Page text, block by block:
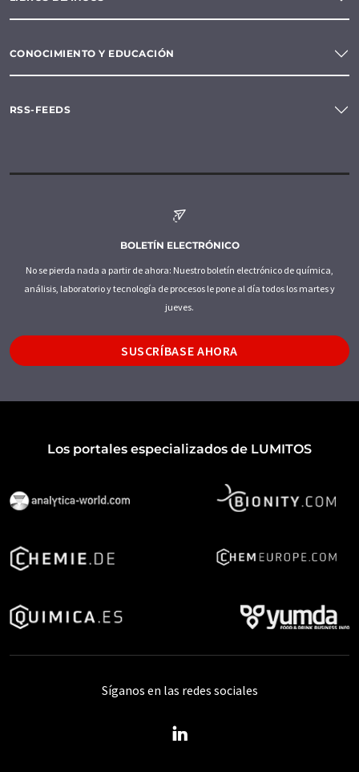
CONOCIMIENTO Y EDUCACIÓN
RSS-FEEDS
BOLETÍN ELECTRÓNICO
No se pierda nada a partir de ahora: Nuestro boletín electrónico de química,
análisis, laboratorio y tecnología de procesos le pone al día todos los martes y
jueves.
SUSCRÍBASE AHORA
Los portales especializados de LUMITOS
Síganos en las redes sociales